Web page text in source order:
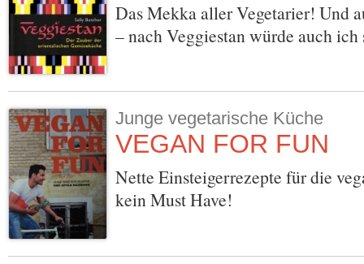
Das Mekka aller Vegetarier! Und
– nach Veggiestan würde auch
Junge vegetarische Küche
VEGAN FOR FUN
Nette Einsteigerrezepte für die
kein Must Have!